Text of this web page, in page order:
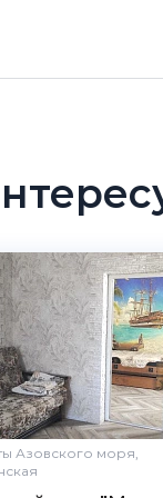
Азовского моря,